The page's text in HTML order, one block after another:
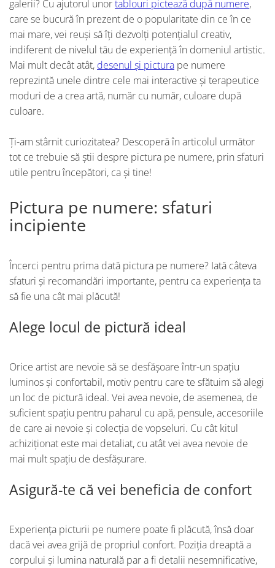
galerii? Cu ajutorul unortablouri pictează după numere,
care se bucură în prezent de o popularitate din ce în ce
mai mare, vei reuși să îți dezvolți potențialul creativ,
indiferent de nivelul tău de experiență în domeniul artistic.
Mai mult decât atât, desenul și pictura pe numere
reprezintă unele dintre cele mai interactive și terapeutice
moduri de a crea artă, număr cu număr, culoare după
culoare.
Ți-am stârnit curiozitatea? Descoperă în articolul următor
tot ce trebuie să știi despre pictura pe numere, prin sfaturi
utile pentru începători, ca și tine!
Pictura pe numere: sfaturi
incipiente
Încerci pentru prima dată pictura pe numere? Iată câteva
sfaturi și recomandări importante, pentru ca experiența ta
să fie una cât mai plăcută!
Alege locul de pictură ideal
Orice artist are nevoie să se desfășoare într-un spațiu
luminos și confortabil, motiv pentru care te sfătuim să alegi
un loc de pictură ideal. Vei avea nevoie, de asemenea, de
suficient spațiu pentru paharul cu apă, pensule, accesoriile
de care ai nevoie și colecția de vopseluri. Cu cât kitul
achiziționat este mai detaliat, cu atât vei avea nevoie de
mai mult spațiu de desfășurare.
Asigură-te că vei beneficia de confort
Experiența picturii pe numere poate fi plăcută, însă doar
dacă vei avea grijă de propriul confort. Poziția dreaptă a
corpului și lumina naturală par a fi detalii nesemnificative,